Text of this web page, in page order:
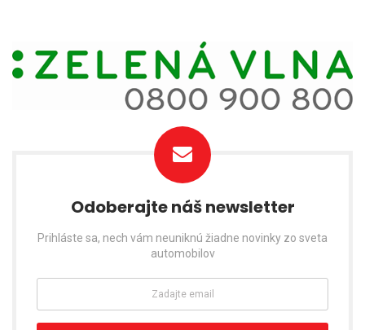
Odoberajte náš newsletter
Prihláste sa, nech vám neuniknú žiadne novinky zo sveta
automobilov